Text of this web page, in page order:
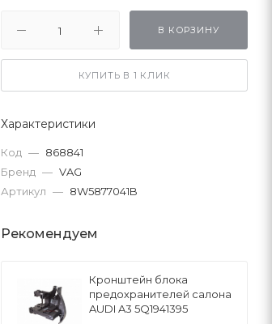
В КОРЗИНУ
КУПИТЬ В 1 КЛИК
Характеристики
Код — 868841
Бренд — VAG
Артикул — 8W5877041B
Рекомендуем
Кронштейн блока
предохранителей салона
AUDI A3 5Q1941395